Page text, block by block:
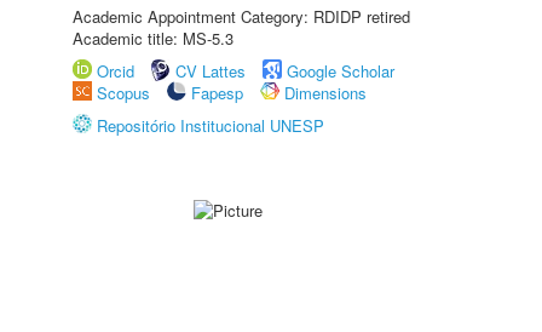
Academic Appointment Category: RDIDP retired
Academic title: MS-5.3
Orcid
CV Lattes
Google Scholar
Scopus
Fapesp
Dimensions
Repositório Institucional UNESP